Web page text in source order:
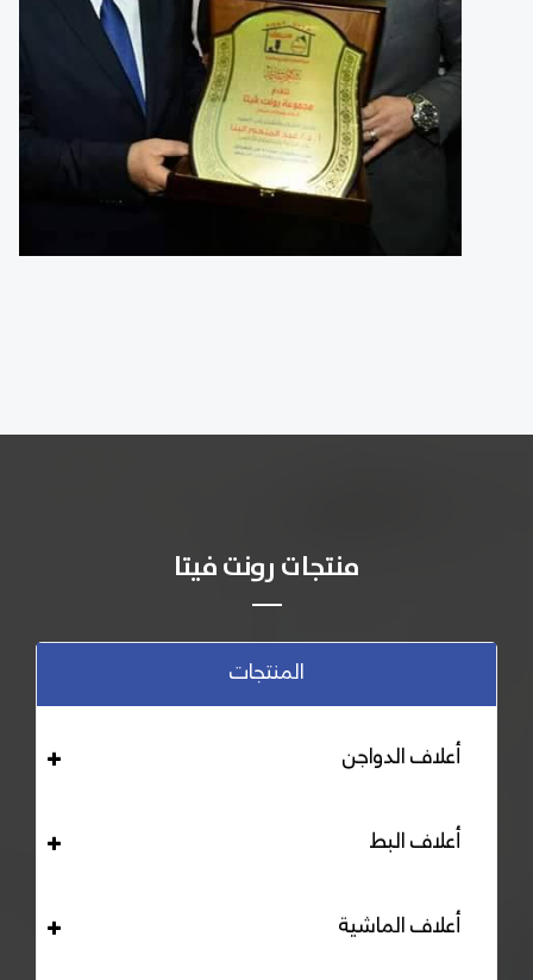
منتجات رونت فيتا
المنتجات
أعلاف الدواجن
أعلاف البط
أعلاف الماشية